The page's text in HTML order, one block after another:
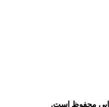
محفوظ است.